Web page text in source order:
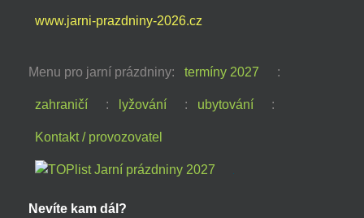
www.jarni-prazdniny-2026.cz
Menu pro jarní prázdniny: termíny 2027 :
zahraničí : lyžování : ubytování :
Kontakt / provozovatel
Nevíte kam dál?